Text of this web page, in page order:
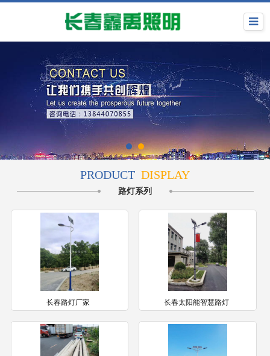
PRODUCT DISPLAY
路灯系列
长春路灯厂家 长春太阳能智慧路灯